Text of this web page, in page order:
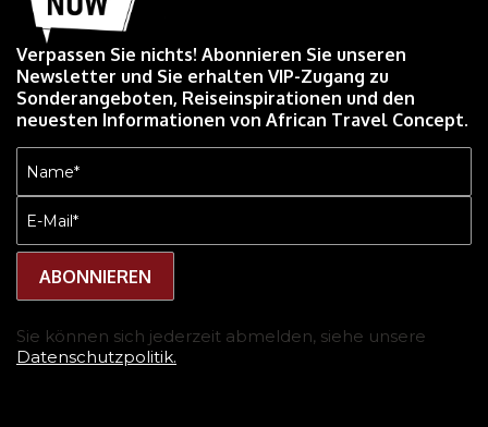
Verpassen Sie nichts! Abonnieren Sie unseren
Newsletter und Sie erhalten VIP-Zugang zu
Sonderangeboten, Reiseinspirationen und den
neuesten Informationen von African Travel Concept.
Name
(erforderlich)
E-
Mail
(erforderlich)
Sie können sich jederzeit abmelden, siehe unsere
Datenschutzpolitik.